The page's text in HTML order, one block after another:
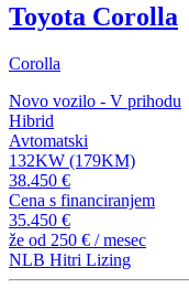
Toyota Corolla
Corolla
Novo vozilo - V prihodu
Hibrid
Avtomatski
132KW (179KM)
38.450 €
Cena s financiranjem
35.450 €
že od 250 € / mesec
NLB Hitri Lizing